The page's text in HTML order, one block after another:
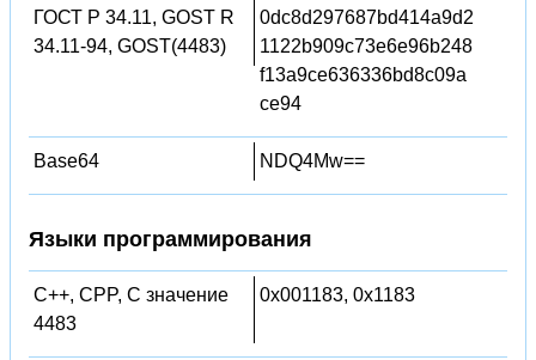
ГОСТ Р 34.11, GOST R
34.11-94, GOST(4483)
0dc8d297687bd414a9d2
1122b909c73e6e96b248
f13a9ce636336bd8c09a
ce94
Base64 NDQ4Mw==
Языки программирования
C++, CPP, C значение
4483
0x001183, 0x1183